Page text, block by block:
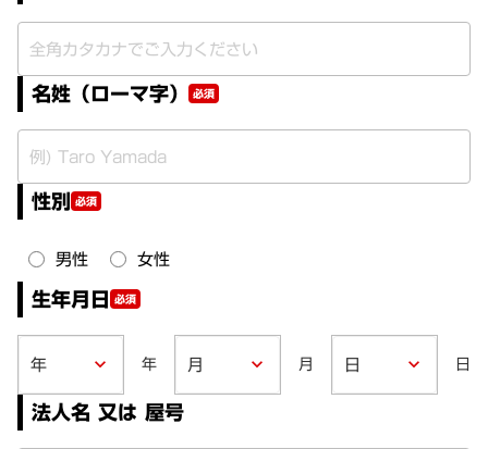
名姓（ローマ字） 必須
性別 必須
男性 女性
生年月日 必須
keyboard_arrow_down 年 keyboard_arrow_down 月 keyboard_arrow_down 日
法人名 又は 屋号